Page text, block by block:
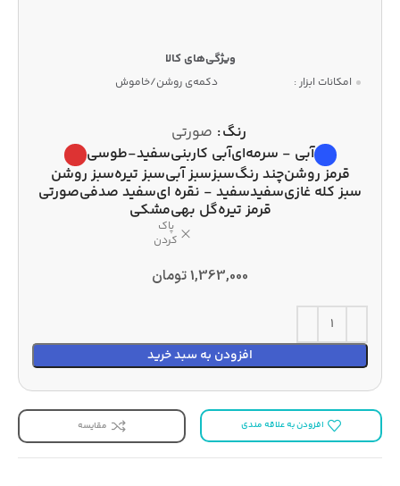
امکانات ابزار : دکمه‌ی روشن/خاموش
رنگ صورتی
آبی - سرمه‌ایآبی کاربنیسفید-طوسی
قرمز روشنچند رنگسبزسبز آبیسبز تیرهسبز روشن
سبز کله غازیسفیدسفید - نقره ایسفید صدفیصورتی
قرمز تیرهگل بهیمشکی
پاک
کردن
1,363,000تومان
افزودن به سبد خرید
افزودن به علاقه مندی مقایسه